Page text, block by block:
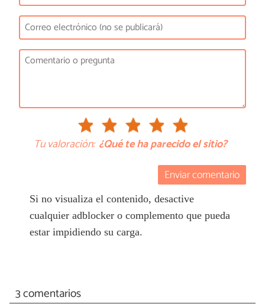
Tu valoración: ¿Qué te ha parecido el sitio?
Enviar comentario
Si no visualiza el contenido, desactive
cualquier adblocker o complemento que pueda
estar impidiendo su carga.
3 comentarios